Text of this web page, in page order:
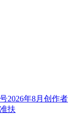
2026年8月创作者
扶